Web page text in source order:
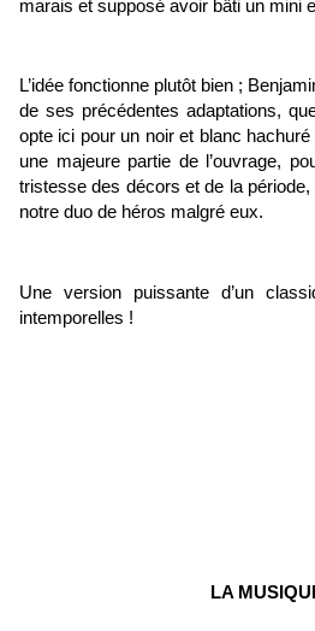
marais et supposé avoir bâti un mini
L’idée fonctionne plutôt bien ;
de ses précédentes adaptations,
opte ici pour un noir et blanc
une majeure partie de l’ouvrage,
tristesse des décors et de la
notre duo de héros malgré eux.
Une version puissante d’un
intemporelles !
LA